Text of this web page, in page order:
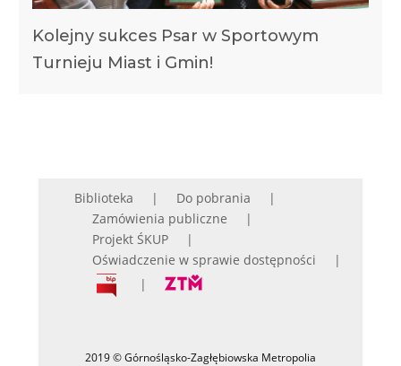
Kolejny sukces Psar w Sportowym
Turnieju Miast i Gmin!
Biblioteka
Do pobrania
Zamówienia publiczne
Projekt ŚKUP
Oświadczenie w sprawie dostępności
2019 © Górnośląsko-Zagłębiowska Metropolia